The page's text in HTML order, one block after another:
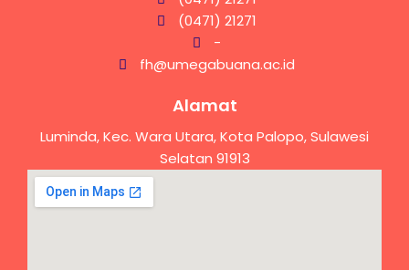
(0471) 21271
-
fh@umegabuana.ac.id
Alamat
Luminda, Kec. Wara Utara, Kota Palopo, Sulawesi
Selatan 91913